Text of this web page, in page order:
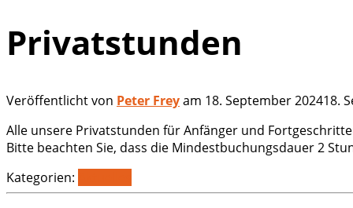
Privatstunden
Veröffentlicht von Peter Freyam 18. September 202418.
Alle unsere Privatstunden für Anfänger und
Bitte beachten Sie, dass die Mindestbuchungsdauer 2
Kategorien: